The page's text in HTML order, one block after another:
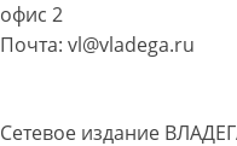
офис 2
Почта: vl@vladega.ru
Сетевое издание